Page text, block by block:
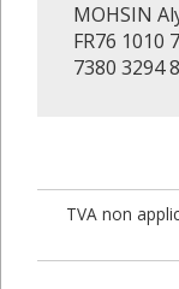
MOHSIN
FR76 1010
7380 3294
TVA non